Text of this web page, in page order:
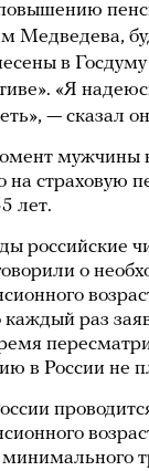
Медведева,
в
«Я
— сказал
мужчины
на страховую
лет.
российские
о
раз
в России не